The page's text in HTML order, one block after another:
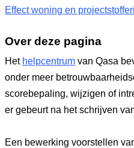
Effect woning en
Over deze pagina
Het helpcentrum van Qasa
onder meer
scorebepaling, wijzigen of
er gebeurt na het schrijven
Een bewerking voorstellen